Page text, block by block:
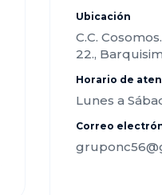
Ubicación
C.C.
22.,
Horario de
Lunes a
Correo